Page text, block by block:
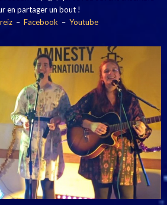
en partager un bout !
– Facebook– Youtube